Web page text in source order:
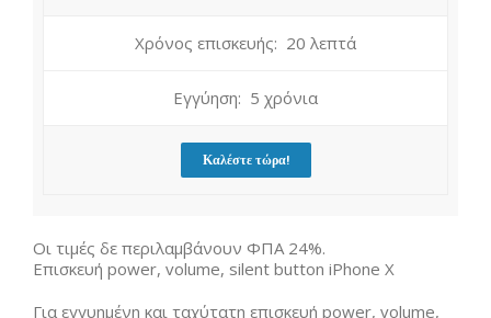
Χρόνος επισκευής: 20 λεπτά
Εγγύηση: 5 χρόνια
Καλέστε τώρα!
Οι τιμές δε περιλαμβάνουν ΦΠΑ 24%.
Επισκευή power, volume, silent button iPhone X
Για εγγυημένη και ταχύτατη επισκευή power, volume,